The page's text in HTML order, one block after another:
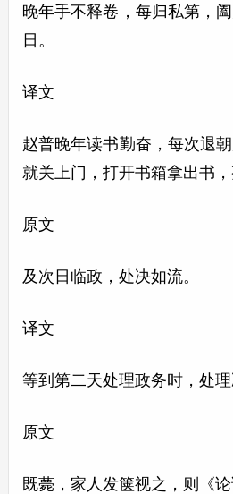
晚年手不释卷，每归私第，
日。
译文
赵普晚年读书勤奋，每次退
就关上门，打开书箱拿出书，
原文
及次日临政，处决如流。
译文
等到第二天处理政务时，处理
原文
既薨，家人发箧视之，则《论